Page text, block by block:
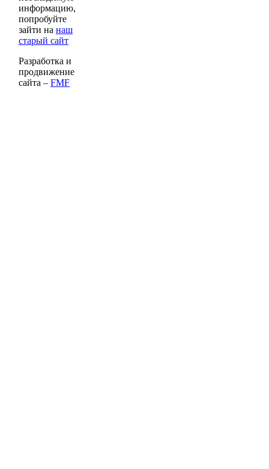
информацию,
попробуйте
зайти на наш
старый сайт
Разработка и
продвижение
сайта – FMF